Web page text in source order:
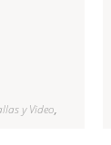
y Video,